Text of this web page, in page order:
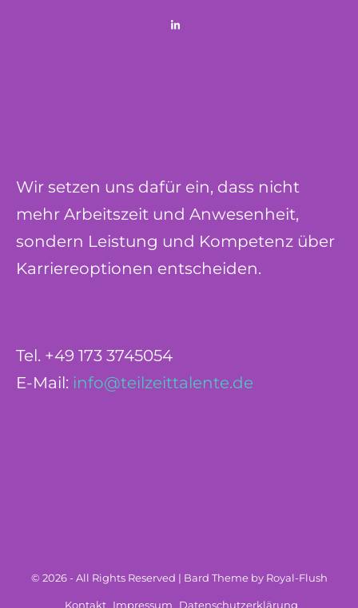
Wir setzen uns dafür ein, dass nicht
mehr Arbeitszeit und Anwesenheit,
sondern Leistung und Kompetenz über
Karriereoptionen entscheiden.
Tel. +49 173 3745054
E-Mail: info@teilzeittalente.de
© 2026 - All Rights Reserved | Bard Theme by Royal-Flush
Kontakt Impressum Datenschutzerklärung